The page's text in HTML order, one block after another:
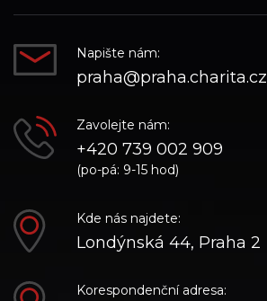
Napište nám:
praha@praha.charita.cz
Zavolejte nám:
+420 739 002 909
(po-pá: 9-15 hod)
Kde nás najdete:
Londýnská 44, Praha 2
Korespondenční adresa: